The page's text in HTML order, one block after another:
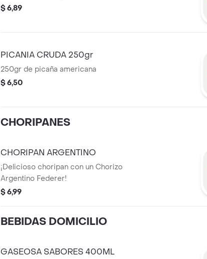
$ 6,89
PICANIA CRUDA 250gr
250gr de picaña americana
$ 6,50
CHORIPANES
CHORIPAN ARGENTINO
¡Delicioso choripan con un Chorizo
Argentino Federer!
$ 6,99
BEBIDAS DOMICILIO
GASEOSA SABORES 400ML